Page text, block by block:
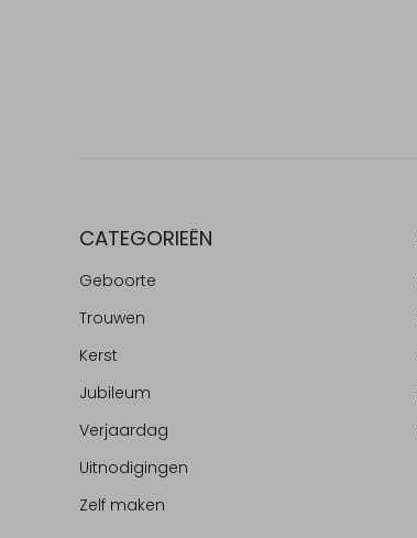
CATEGORIEËN
Geboorte
Trouwen
Kerst
Jubileum
Verjaardag
Uitnodigingen
Zelf maken